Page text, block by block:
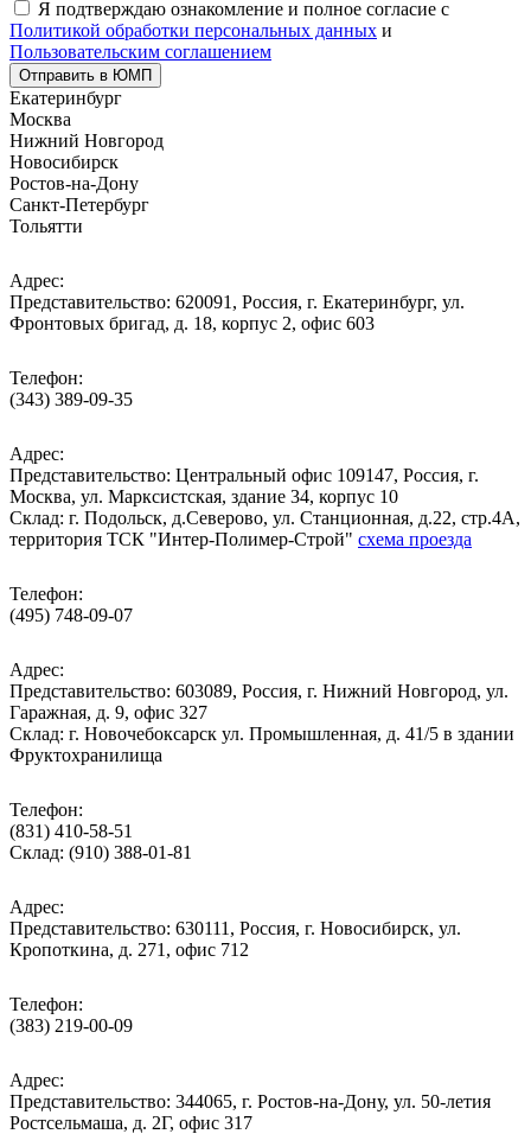
Я подтверждаю ознакомление и полное согласие с
Политикой обработки персональных данных и
Пользовательским соглашением
Отправить в ЮМП
Екатеринбург
Москва
Нижний Новгород
Новосибирск
Ростов-на-Дону
Санкт-Петербург
Тольятти
Адрес:
Представительство: 620091, Россия, г. Екатеринбург, ул.
Фронтовых бригад, д. 18, корпус 2, офис 603
Телефон:
(343) 389-09-35
Адрес:
Представительство: Центральный офис 109147, Россия, г.
Москва, ул. Марксистская, здание 34, корпус 10
Cклад: г. Подольск, д.Северово, ул. Станционная, д.22, стр.4А,
территория ТСК "Интер-Полимер-Строй" схема проезда
Телефон:
(495) 748-09-07
Адрес:
Представительство: 603089, Россия, г. Нижний Новгород, ул.
Гаражная, д. 9, офис 327
Склад: г. Новочебоксарск ул. Промышленная, д. 41/5 в здании
Фруктохранилища
Телефон:
(831) 410-58-51
Склад: (910) 388-01-81
Адрес:
Представительство: 630111, Россия, г. Новосибирск, ул.
Кропоткина, д. 271, офис 712
Телефон:
(383) 219-00-09
Адрес:
Представительство: 344065, г. Ростов-на-Дону, ул. 50-летия
Ростсельмаша, д. 2Г, офис 317